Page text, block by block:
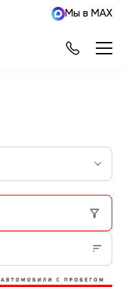
Мы в MAX